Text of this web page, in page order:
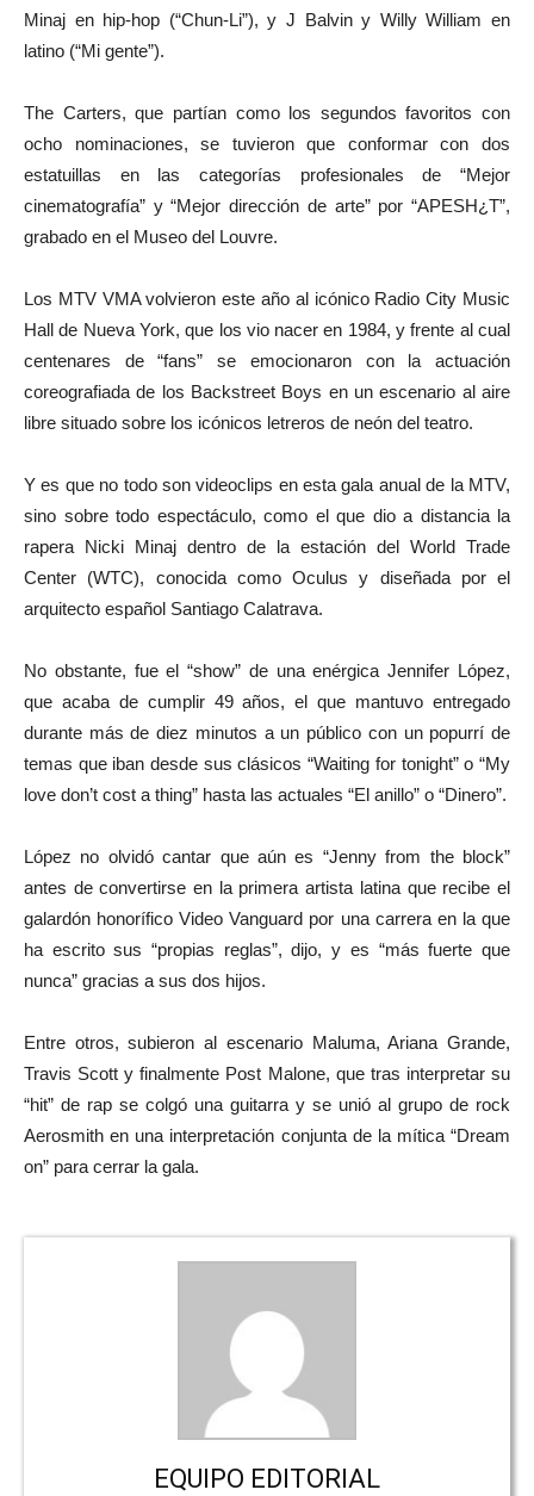
Minaj en hip-hop (“Chun-Li”), y J Balvin y Willy William en
latino (“Mi gente”).
The Carters, que partían como los segundos favoritos con
ocho nominaciones, se tuvieron que conformar con dos
estatuillas en las categorías profesionales de “Mejor
cinematografía” y “Mejor dirección de arte” por “APESH¿T”,
grabado en el Museo del Louvre.
Los MTV VMA volvieron este año al icónico Radio City Music
Hall de Nueva York, que los vio nacer en 1984, y frente al cual
centenares de “fans” se emocionaron con la actuación
coreografiada de los Backstreet Boys en un escenario al aire
libre situado sobre los icónicos letreros de neón del teatro.
Y es que no todo son videoclips en esta gala anual de la MTV,
sino sobre todo espectáculo, como el que dio a distancia la
rapera Nicki Minaj dentro de la estación del World Trade
Center (WTC), conocida como Oculus y diseñada por el
arquitecto español Santiago Calatrava.
No obstante, fue el “show” de una enérgica Jennifer López,
que acaba de cumplir 49 años, el que mantuvo entregado
durante más de diez minutos a un público con un popurrí de
temas que iban desde sus clásicos “Waiting for tonight” o “My
love don’t cost a thing” hasta las actuales “El anillo” o “Dinero”.
López no olvidó cantar que aún es “Jenny from the block”
antes de convertirse en la primera artista latina que recibe el
galardón honorífico Video Vanguard por una carrera en la que
ha escrito sus “propias reglas”, dijo, y es “más fuerte que
nunca” gracias a sus dos hijos.
Entre otros, subieron al escenario Maluma, Ariana Grande,
Travis Scott y finalmente Post Malone, que tras interpretar su
“hit” de rap se colgó una guitarra y se unió al grupo de rock
Aerosmith en una interpretación conjunta de la mítica “Dream
on” para cerrar la gala.
EQUIPO EDITORIAL